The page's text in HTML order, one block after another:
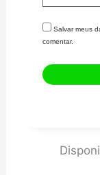
Salvar meus
comentar.
Acl